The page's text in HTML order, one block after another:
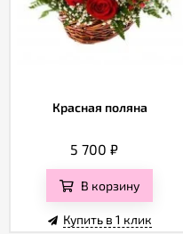
Красная поляна
5 700₽
В корзину
Купить в 1 клик